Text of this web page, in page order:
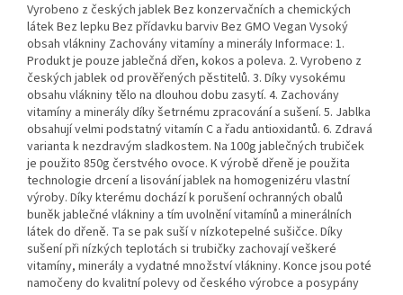
Vyrobeno z českých jablek Bez konzervačních a chemických
látek Bez lepku Bez přídavku barviv Bez GMO Vegan Vysoký
obsah vlákniny Zachovány vitamíny a minerály Informace: 1.
Produkt je pouze jablečná dřen, kokos a poleva. 2. Vyrobeno z
českých jablek od prověřených pěstitelů. 3. Díky vysokému
obsahu vlákniny tělo na dlouhou dobu zasytí. 4. Zachovány
vitamíny a minerály díky šetrnému zpracování a sušení. 5. Jablka
obsahují velmi podstatný vitamín C a řadu antioxidantů. 6. Zdravá
varianta k nezdravým sladkostem. Na 100g jablečných trubiček
je použito 850g čerstvého ovoce. K výrobě dřeně je použita
technologie drcení a lisování jablek na homogenizéru vlastní
výroby. Díky kterému dochází k porušení ochranných obalů
buněk jablečné vlákniny a tím uvolnění vitamínů a minerálních
látek do dřeně. Ta se pak suší v nízkotepelné sušičce. Díky
sušení při nízkých teplotách si trubičky zachovají veškeré
vitamíny, minerály a vydatné množství vlákniny. Konce jsou poté
namočeny do kvalitní polevy od českého výrobce a posypány